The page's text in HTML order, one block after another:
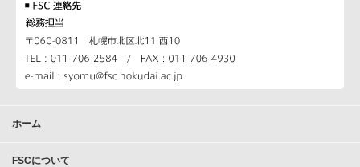
ホーム
FSCについて